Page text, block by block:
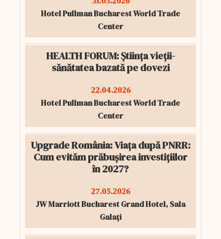
Hotel Pullman Bucharest World Trade
Center
HEALTH FORUM: Știința vieții-
sănătatea bazată pe dovezi
22.04.2026
Hotel Pullman Bucharest World Trade
Center
Upgrade România: Viața după PNRR:
Cum evităm prăbușirea investițiilor
în 2027?
27.05.2026
JW Marriott Bucharest Grand Hotel, Sala
Galați